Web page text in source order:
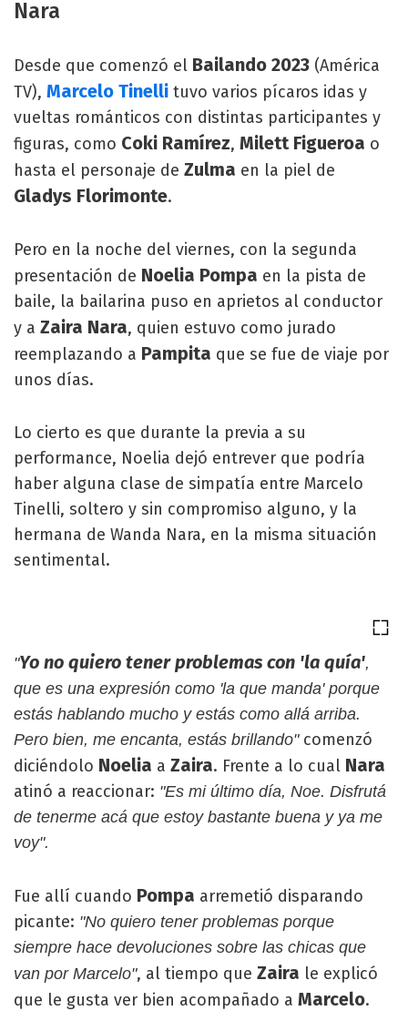
Nara
Desde que comenzó el Bailando 2023 (América
TV), Marcelo Tinelli tuvo varios pícaros idas y
vueltas románticos con distintas participantes y
figuras, como Coki Ramírez, Milett Figueroa o
hasta el personaje de Zulma en la piel de
Gladys Florimonte.
Pero en la noche del viernes, con la segunda
presentación de Noelia Pompa en la pista de
baile, la bailarina puso en aprietos al conductor
y a Zaira Nara, quien estuvo como jurado
reemplazando a Pampita que se fue de viaje por
unos días.
Lo cierto es que durante la previa a su
performance, Noelia dejó entrever que podría
haber alguna clase de simpatía entre Marcelo
Tinelli, soltero y sin compromiso alguno, y la
hermana de Wanda Nara, en la misma situación
sentimental.
"Yo no quiero tener problemas con 'la quía',
que es una expresión como 'la que manda' porque
estás hablando mucho y estás como allá arriba.
Pero bien, me encanta, estás brillando" comenzó
diciéndolo Noelia a Zaira. Frente a lo cual Nara
atinó a reaccionar: "Es mi último día, Noe. Disfrutá
de tenerme acá que estoy bastante buena y ya me
voy".
Fue allí cuando Pompa arremetió disparando
picante: "No quiero tener problemas porque
siempre hace devoluciones sobre las chicas que
van por Marcelo", al tiempo que Zaira le explicó
que le gusta ver bien acompañado a Marcelo.